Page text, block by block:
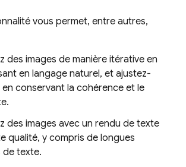
vous permet, entre autres,
des images de manière itérative en
en langage naturel, et ajustez-
conservant la cohérence et le
des images avec un rendu de texte
qualité, y compris de longues
de texte.